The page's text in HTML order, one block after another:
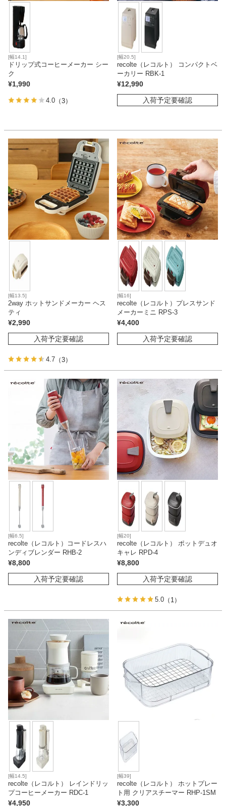
ファブリック
カーテン
ラグ
マット
生活用品
キッチン用品
インテリア雑貨
ガーデン
タワー
[幅14.1]
ドリップ式コーヒーメーカー シー
ク
¥1,990
4.0 （3）
[幅20.5]
recolte（レコルト） コンパクトベ
ーカリー RBK-1
¥12,990
入荷予定要確認
[幅13.5]
2way ホットサンドメーカー ヘス
ティ
¥2,990
入荷予定要確認
4.7 （3）
[幅16]
recolte（レコルト）プレスサンド
メーカーミニ RPS-3
¥4,400
入荷予定要確認
[幅6.5]
recolte（レコルト）コードレスハ
ンディブレンダー RHB-2
¥8,800
入荷予定要確認
[幅20]
recolte（レコルト） ポットデュオ
キャレ RPD-4
¥8,800
入荷予定要確認
5.0 （1）
[幅14.5]
recolte（レコルト） レインドリッ
プコーヒーメーカー RDC-1
¥4,950
[幅39]
recolte（レコルト） ホットプレー
ト用 クリアスチーマー RHP-1SM
¥3,300